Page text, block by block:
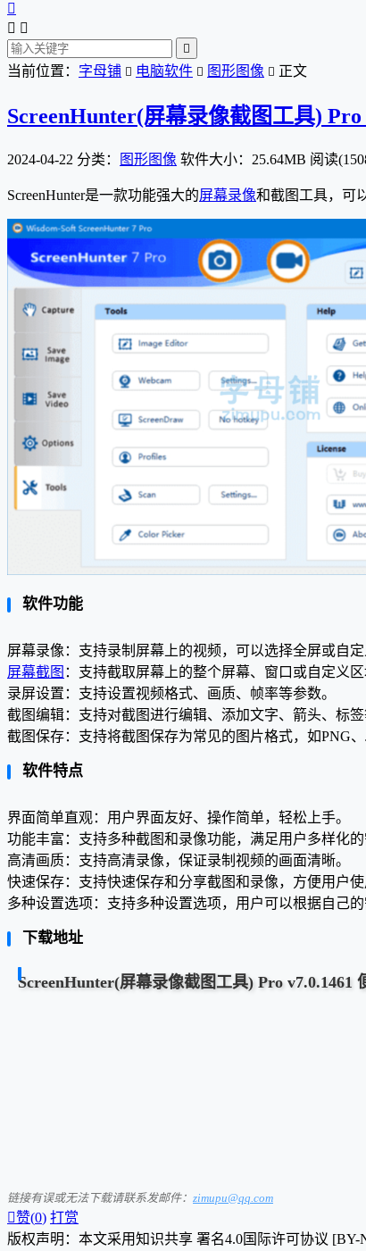

 

当前位置： 字母铺  电脑软件  图形图像  正文
ScreenHunter(屏幕录像截图工具) Pro
2024-04-22 分类： 图形图像 软件大小：25.64MB 阅读
ScreenHunter是一款功能强大的屏幕录像和截图工具，可
软件功能
屏幕录像：支持录制屏幕上的视频，可以选择全屏或自定
屏幕截图 ：支持截取屏幕上的整个屏幕、窗口或自定义区
录屏设置：支持设置视频格式、画质、帧率等参数。
截图编辑：支持对截图进行编辑、添加文字、箭头、标签
截图保存：支持将截图保存为常见的图片格式，如PNG、
软件特点
界面简单直观：用户界面友好、操作简单，轻松上手。
功能丰富：支持多种截图和录像功能，满足用户多样化的
高清画质：支持高清录像，保证录制视频的画面清晰。
快速保存：支持快速保存和分享截图和录像，方便用户使
多种设置选项：支持多种设置选项，用户可以根据自己的
下载地址
ScreenHunter(屏幕录像截图工具) Pro v7.0.1461
链接有误或无法下载请联系发邮件： zimupu@qq.com
赞(0) 打赏
版权声明：本文采用知识共享 署名4.0国际许可协议 [BY-